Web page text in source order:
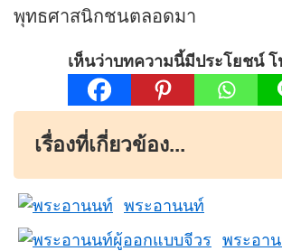
พุทธศาสนิกชนตลอดมา
เห็นว่าบทความนี้มีประโยชน์
เรื่องที่เกี่ยวข้อง...
พระอานนท์
พระอา